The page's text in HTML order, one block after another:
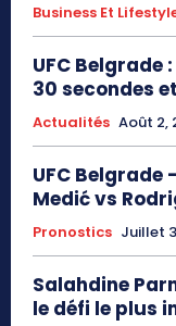
Business Et
UFC Belgrade
30 secondes
Actualités Août 2,
UFC
Medić vs
Pronostics Juillet
Salahdine
le défi le plus